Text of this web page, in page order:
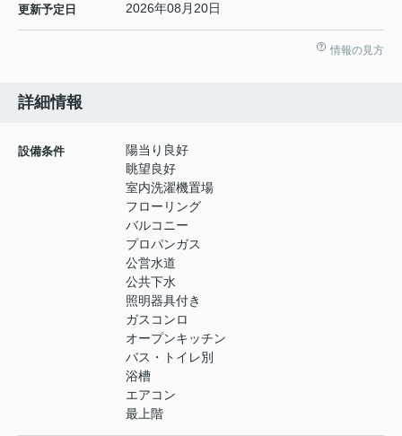
更新予定日 2026年08月20日
情報の見方
詳細情報
設備条件
陽当り良好
眺望良好
室内洗濯機置場
フローリング
バルコニー
プロパンガス
公営水道
公共下水
照明器具付き
ガスコンロ
オープンキッチン
バス・トイレ別
浴槽
エアコン
最上階